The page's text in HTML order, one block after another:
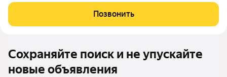
настоящая находка для тех, кто ценит комфорт и стиль.
Площадь квартиры позволяет с лёгкостью
Позвонить
Сохраняйте поиск и не упускайте
новые объявления